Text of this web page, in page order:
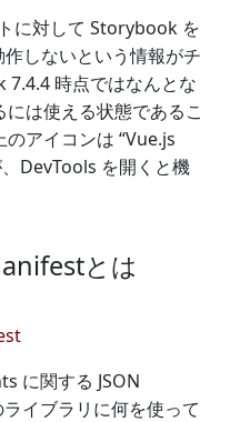
に対して Storybook を
しないという情報がチ
時点ではなんとな
は使える状態であるこ
アイコンは “Vue.js
DevTools を開くと機
とは
に関する JSON
イブラリに何を使って